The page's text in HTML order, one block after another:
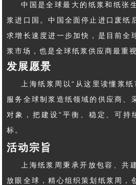
中国是全球最大的纸浆和纸张
浆进口国。中国全面停止进口废纸
求增长速度进一步加快，是目前全
浆市场，也是全球纸浆供应商最重
发展愿景
上海纸浆周以“从这里读懂浆
服务全球制浆造纸领域的供应商、
对象，把建设“平衡、稳定、可持
标。
活动宗旨
上海纸浆周秉承开放包容、共
放眼全球，精心组织策划纸浆周，